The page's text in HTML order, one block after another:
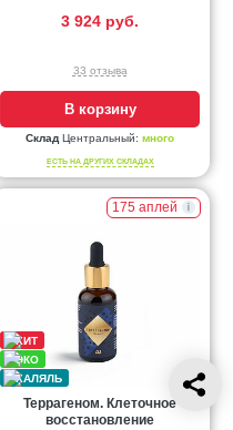
3 924 руб.
33 отзыва
В корзину
Склад Центральный: много
ЕСТЬ НА ДРУГИХ СКЛАДАХ
175 аплей
Террагеном. Клеточное
восстановление